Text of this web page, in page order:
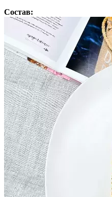
Состав: